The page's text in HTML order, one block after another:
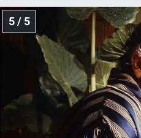
5 / 5